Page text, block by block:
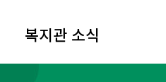
복지관 소식